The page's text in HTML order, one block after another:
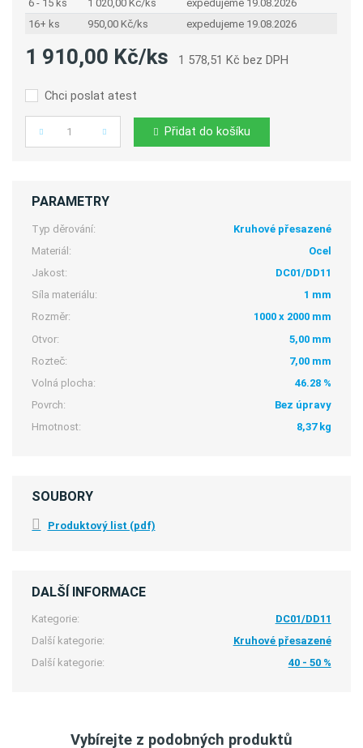
6 - 15 ks
1 020,00 Kč/ks
expedujeme 19.08.2026
16+ ks
950,00 Kč/ks expedujeme 19.08.2026
1 910,00 Kč/ks 1 578,51 Kč bez DPH
Chci poslat atest
Počet Přidat do košíku
PARAMETRY
Typ děrování:
Kruhové přesazené
Materiál:
Ocel
Jakost:
DC01/DD11
Síla materiálu:
1 mm
Rozměr:
1000 x 2000 mm
Otvor:
5,00 mm
Rozteč:
7,00 mm
Volná plocha:
46.28 %
Povrch:
Bez úpravy
Hmotnost:
8,37 kg
SOUBORY
Produktový list (pdf)
DALŠÍ INFORMACE
Kategorie:
DC01/DD11
Další kategorie:
Kruhové přesazené
Další kategorie:
40 - 50 %
Vybírejte z podobných produktů